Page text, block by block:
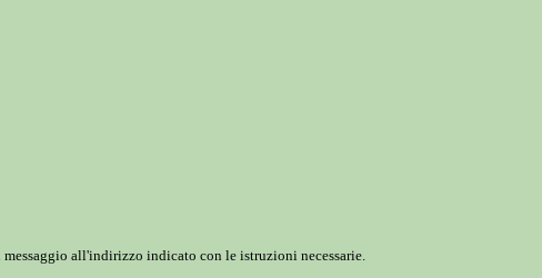
all'indirizzo indicato con le istruzioni necessarie.